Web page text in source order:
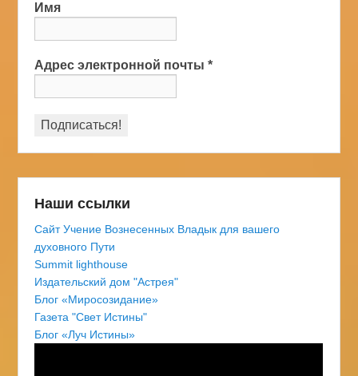
Имя
Адрес электронной почты*
Наши ссылки
Сайт Учение Вознесенных Владык для вашего
духовного Пути
Summit lighthouse
Издательский дом "Астрея"
Блог «Миросозидание»
Газета "Свет Истины"
Блог «Луч Истины»